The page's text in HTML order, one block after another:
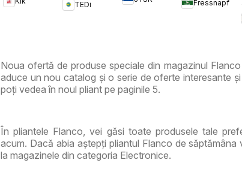
Chitila
TEDi
Fressnapf
Noua ofertă de produse speciale din magazinul
aduce un nou catalog și o serie de oferte interesante
poți vedea în noul pliant pe paginile 5.
În pliantele Flanco, vei găsi toate produsele tale
acum. Dacă abia aștepți pliantul Flanco de
la magazinele din categoria Electronice.